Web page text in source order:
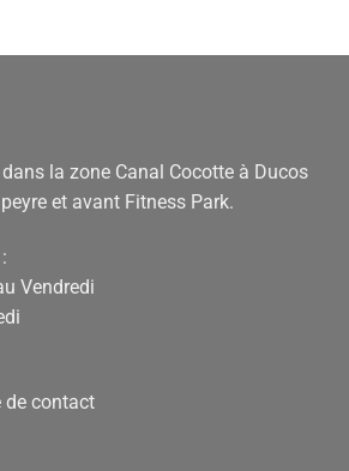
la zone Canal Cocotte à Ducos
et avant Fitness Park.
Vendredi
de contact